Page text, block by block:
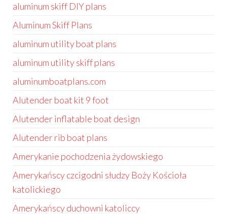
aluminum skiff DIY plans
Aluminum Skiff Plans
aluminum utility boat plans
aluminum utility skiff plans
aluminumboatplans.com
Alutender boat kit 9 foot
Alutender inflatable boat design
Alutender rib boat plans
Amerykanie pochodzenia żydowskiego
Amerykańscy czcigodni słudzy Boży Kościoła
katolickiego
Amerykańscy duchowni katoliccy